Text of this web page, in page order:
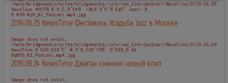
2019.06.25 NewsTime Фестиваль Усадьба Jazz в Москве
2019.06.24 NewsTime Джиган снимает новый клип